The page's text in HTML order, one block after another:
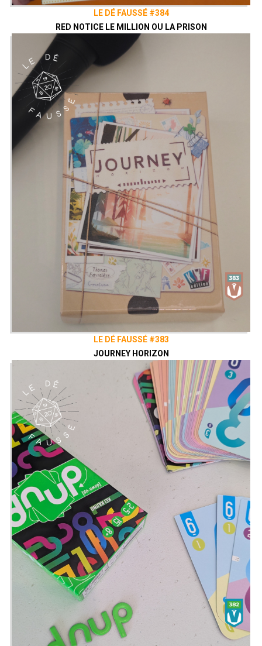
LE DÉ FAUSSÉ #384
RED NOTICE LE MILLION OU LA PRISON
LE DÉ FAUSSÉ #383
JOURNEY HORIZON